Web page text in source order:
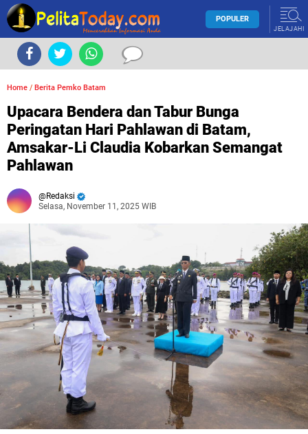
POPULER
JELAJAHI
Home / Berita Pemko Batam
Upacara Bendera dan Tabur Bunga
Peringatan Hari Pahlawan di Batam,
Amsakar-Li Claudia Kobarkan Semangat
Pahlawan
Redaksi
Selasa, November 11, 2025 WIB